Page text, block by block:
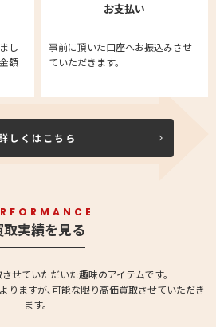
し
額
お支払い
事前に頂いた口座へお振込みさせ
ていただきます。
しくはこちら
取実績を見る
せていただいた趣味のアイテムです。
りますが､可能な限り高価買取させていただき
ます。